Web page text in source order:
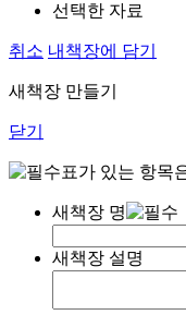
선택한 자료
취소 내책장에 담기
새책장 만들기
닫기
표가 있는 항목
새책장 명
새책장 설명